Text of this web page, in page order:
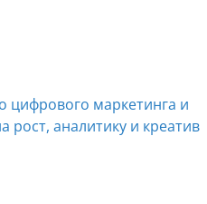
цифрового маркетинга и
рост, аналитику и креатив